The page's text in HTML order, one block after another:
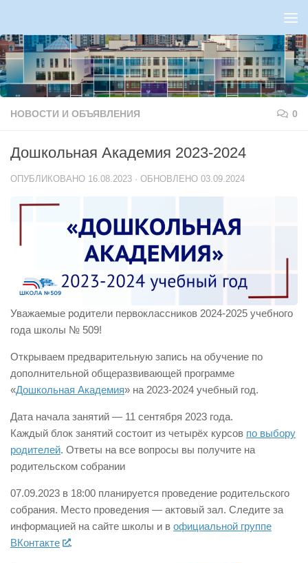
НОВОСТИ И ОБЪЯВЛЕНИЯ 0
Дошкольная Академия 2023-2024
ОПУБЛИКОВАНО 16.08.2023 · ОБНОВЛЕНО 03.09.2024
Уважаемые родители первоклассников 2024-2025 учебного
года школы № 509!
Открываем предварительную запись на обучение по
дополнительной общеразвивающей программе
«Дошкольная Академия» на 2023-2024 учебный год.
Дата начала занятий — 11 сентября 2023 года.
Каждый блок занятий состоит из четырёх курсов по выбору
родителей. Ответы на все вопросы вы получите на
родительском собрании
07.09.2023 в 18:00 планируется проведение родительского
собрания. Место проведения — актовый зал. Следите за
информацией на сайте школы и в официальной группе
ВКонтакте
.